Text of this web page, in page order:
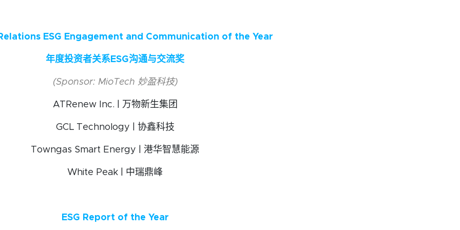
ESG Engagement and Communication of the Year
年度投资者关系ESG沟通与交流奖
(Sponsor: MioTech 妙盈科技)
ATRenew Inc. | 万物新生集团
GCL Technology | 协鑫科技
Towngas Smart Energy | 港华智慧能源
White Peak | 中瑞鼎峰
ESG Report of the Year